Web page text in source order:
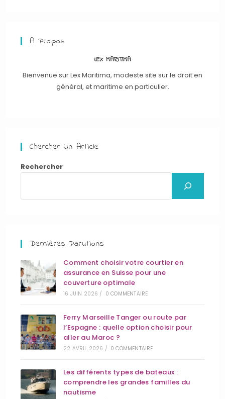
A Propos
LEX MARITIMA
Bienvenue sur Lex Maritima, modeste site sur le droit en
général, et maritime en particulier.
Chercher Un Article
Rechercher
Dernières Parutions
Comment choisir votre courtier en
assurance en Suisse pour une
couverture optimale
16 JUIN 2026 / 0 COMMENTAIRE
Ferry Marseille Tanger ou route par
l’Espagne : quelle option choisir pour
aller au Maroc ?
22 AVRIL 2026 / 0 COMMENTAIRE
Les différents types de bateaux :
comprendre les grandes familles du
nautisme